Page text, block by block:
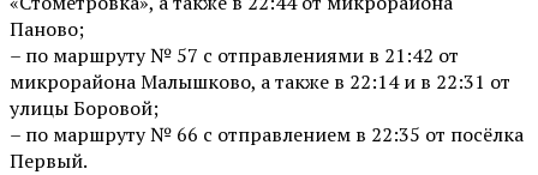
Паново;
– по маршруту № 57 с отправлениями в 21:42 от
микрорайона Малышково, а также в 22:14 и в 22:31 от
улицы Боровой;
– по маршруту № 66 с отправлением в 22:35 от посёлка
Первый.